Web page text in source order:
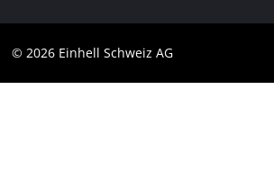
Testata
© 2026 Einhell Schweiz AG